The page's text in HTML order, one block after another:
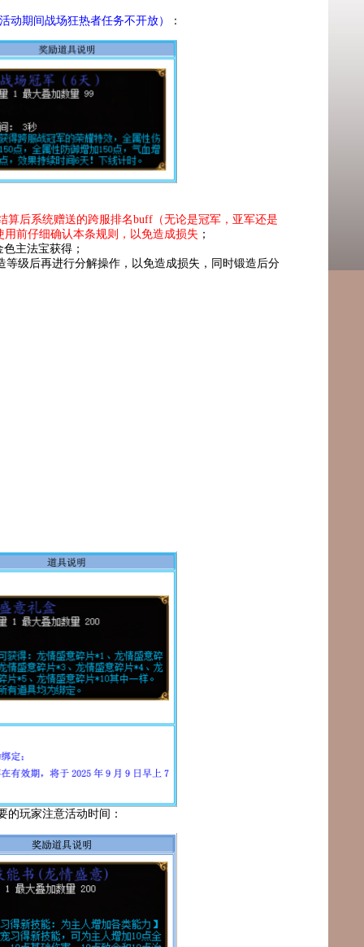
动期间战场狂热者任务不开放） ：
算后系统赠送的跨服排名buff（无论是冠军，亚军还是
前仔细确认本条规则，以免造成损失 ；
主法宝获得；
级后再进行分解操作，以免造成损失，同时锻造后分
的玩家注意活动时间：